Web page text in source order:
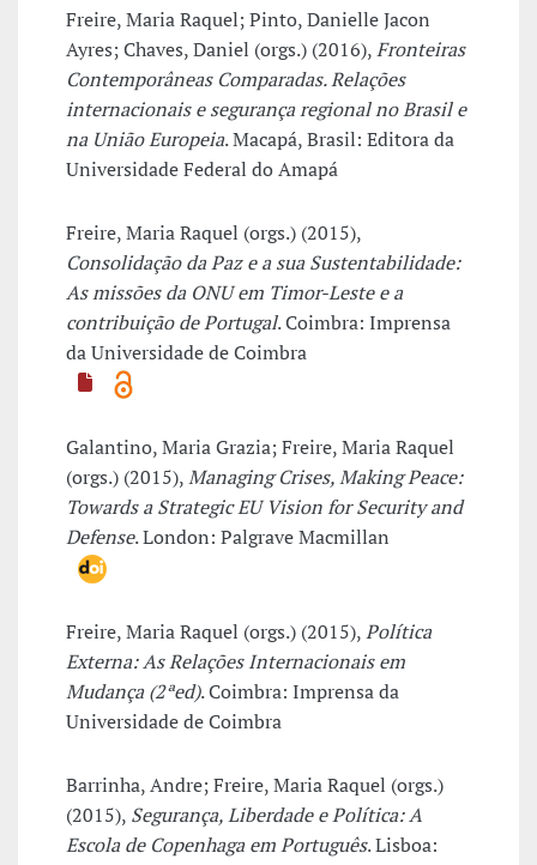
Freire, Maria Raquel; Pinto, Danielle Jacon
Ayres; Chaves, Daniel (orgs.) (2016),Fronteiras
Contemporâneas Comparadas. Relações
internacionais e segurança regional no Brasil e
na União Europeia. Macapá, Brasil: Editora da
Universidade Federal do Amapá
Freire, Maria Raquel (orgs.) (2015),
Consolidação da Paz e a sua Sustentabilidade:
As missões da ONU em Timor-Leste e a
contribuição de Portugal. Coimbra: Imprensa
da Universidade de Coimbra
Galantino, Maria Grazia; Freire, Maria Raquel
(orgs.) (2015),Managing Crises, Making Peace:
Towards a Strategic EU Vision for Security and
Defense. London: Palgrave Macmillan
Freire, Maria Raquel (orgs.) (2015),Política
Externa: As Relações Internacionais em
Mudança (2ªed). Coimbra: Imprensa da
Universidade de Coimbra
Barrinha, Andre; Freire, Maria Raquel (orgs.)
(2015), Segurança, Liberdade e Política: A
Escola de Copenhaga em Português. Lisboa: